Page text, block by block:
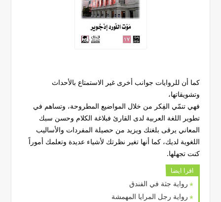
كما أن للروايات جوانب أخرى غير الاستمتاع بالأحداث
وتشويقاتها،
فهي تنمّي الفِكر من خلال المواضيع المطروحة، وتساهم في
تطوير اللغة العربية لدى القارئ فبلاغة الكلام وحسن سبك
المعاني يرقى بلغتك ويزيد من حصيلة المفردات والأساليب
اللغوية لديك، كما أنها تغير نظرتك لأشياء عديدة وتعلمك أموراً
كنت تجهلها.
اقرا ايضا
رواية جثة في الفندق
رواية رجل المرايا المهمشة